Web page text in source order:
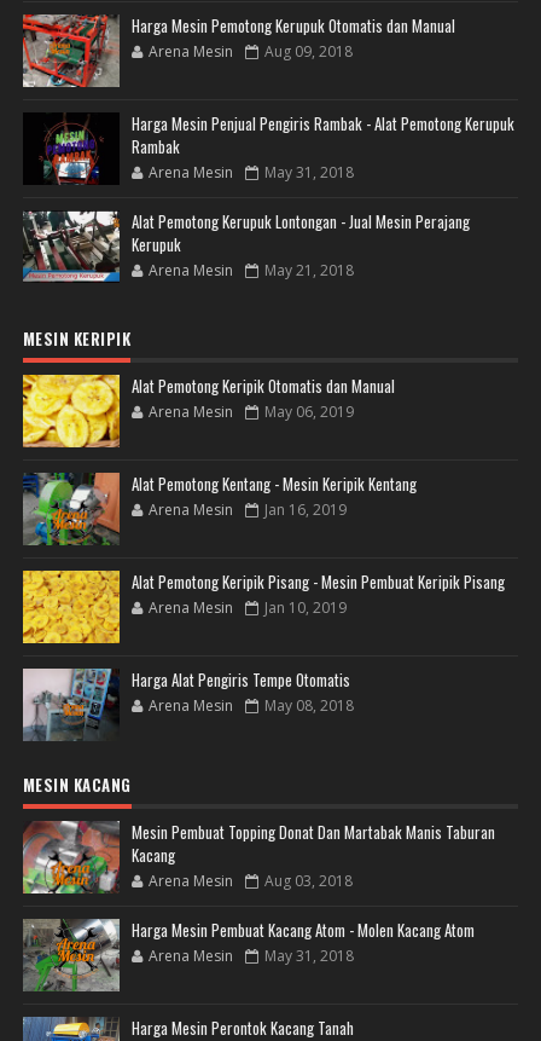
Harga Mesin Pemotong Kerupuk Otomatis dan Manual
Arena Mesin Aug 09, 2018
Harga Mesin Penjual Pengiris Rambak - Alat Pemotong Kerupuk
Rambak
Arena Mesin May 31, 2018
Alat Pemotong Kerupuk Lontongan - Jual Mesin Perajang
Kerupuk
Arena Mesin May 21, 2018
MESIN KERIPIK
Alat Pemotong Keripik Otomatis dan Manual
Arena Mesin May 06, 2019
Alat Pemotong Kentang - Mesin Keripik Kentang
Arena Mesin Jan 16, 2019
Alat Pemotong Keripik Pisang - Mesin Pembuat Keripik Pisang
Arena Mesin Jan 10, 2019
Harga Alat Pengiris Tempe Otomatis
Arena Mesin May 08, 2018
MESIN KACANG
Mesin Pembuat Topping Donat Dan Martabak Manis Taburan
Kacang
Arena Mesin Aug 03, 2018
Harga Mesin Pembuat Kacang Atom - Molen Kacang Atom
Arena Mesin May 31, 2018
Harga Mesin Perontok Kacang Tanah